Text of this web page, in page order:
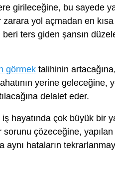
girileceğine, bu sayede
yol açmadan en
ters giden şansın
görmek talihinin artacağına,
yerine geleceğine,
delalet eder.
iş hayatında çok büyük bir
sorunu çözeceğine, yapılan
aynı hataların